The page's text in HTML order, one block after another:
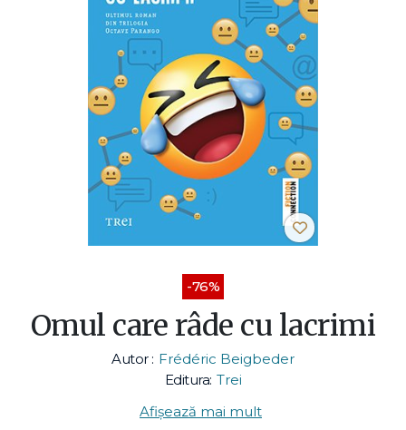
-76%
Omul care râde cu lacrimi
Autor : Frédéric Beigbeder
Editura: Trei
Afișează mai mult